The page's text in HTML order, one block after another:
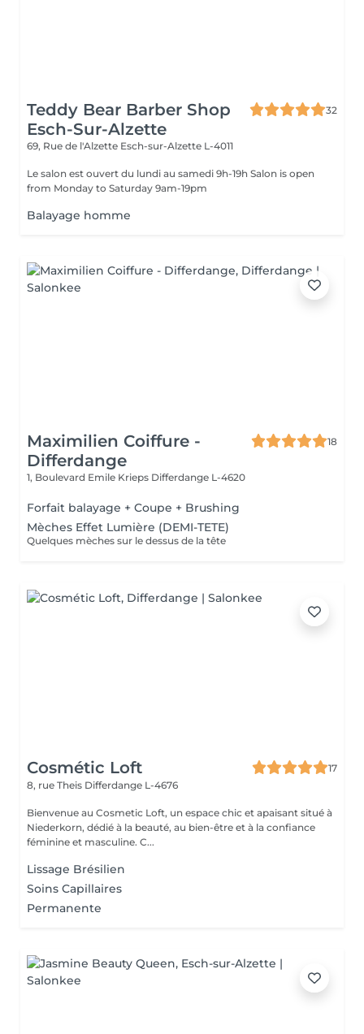
Teddy Bear Barber Shop
Esch-Sur-Alzette
32
69, Rue de l'Alzette Esch-sur-Alzette L-4011
Le salon est ouvert du lundi au samedi 9h-19h Salon is open
from Monday to Saturday 9am-19pm
Balayage homme
Maximilien Coiffure -
Differdange
18
1, Boulevard Emile Krieps Differdange L-4620
Forfait balayage + Coupe + Brushing
Mèches Effet Lumière (DEMI-TETE)
Quelques mèches sur le dessus de la tête
Cosmétic Loft
17
8, rue Theis Differdange L-4676
Bienvenue au Cosmetic Loft, un espace chic et apaisant situé à
Niederkorn, dédié à la beauté, au bien-être et à la confiance
féminine et masculine. C...
Lissage Brésilien
Soins Capillaires
Permanente